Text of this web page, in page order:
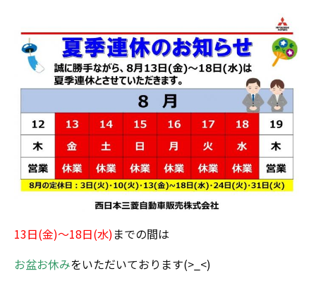
13日(金)～18日(水)までの間は
お盆お休みをいただいております(>_<)